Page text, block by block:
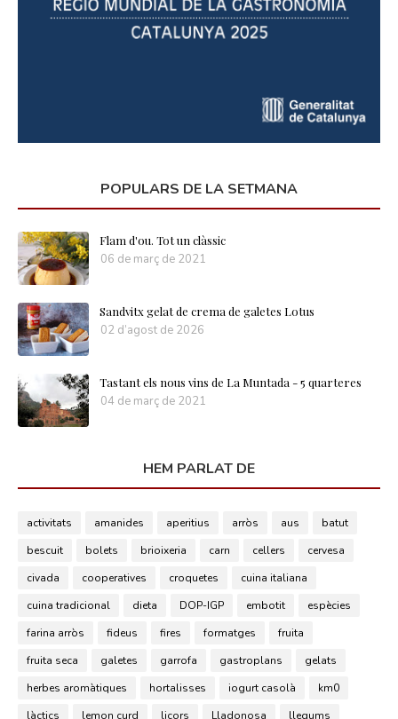
POPULARS DE LA SETMANA
Flam d'ou. Tot un clàssic
06 de març de 2021
Sandvitx gelat de crema de galetes Lotus
02 d’agost de 2026
Tastant els nous vins de La Muntada - 5 quarteres
04 de març de 2021
HEM PARLAT DE
activitats amanides aperitius arròs aus
batut
bescuit
bolets brioixeria carn cellers
cervesa
civada
cooperatives croquetes
cuina italiana
cuina tradicional
dieta DOP-IGP embotit
espècies
farina arròs
fideus fires formatges
fruita
fruita seca
galetes garrofa gastroplans
gelats
herbes aromàtiques
hortalisses iogurt casolà
km0
làctics
lemon curd licors Lladonosa llegums